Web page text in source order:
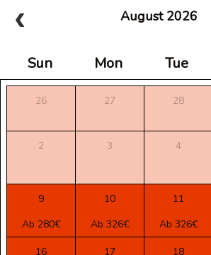
August 2026
Sun Mon Tue
26 27 28
2 3 4
9 10 11
Ab 280€
Ab 326€ Ab 326€
16 17 18